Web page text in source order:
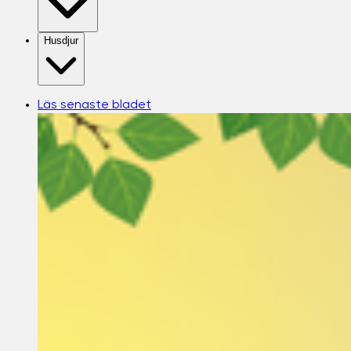
Husdjur
Läs senaste bladet